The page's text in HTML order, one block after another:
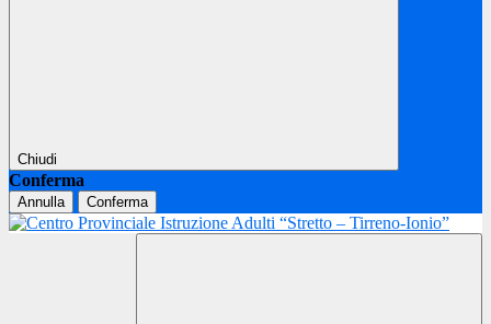
Chiudi
Conferma
Annulla Conferma